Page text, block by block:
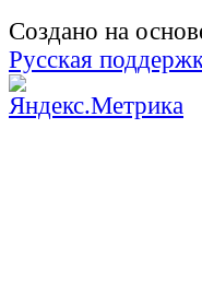
Создано на
Русская